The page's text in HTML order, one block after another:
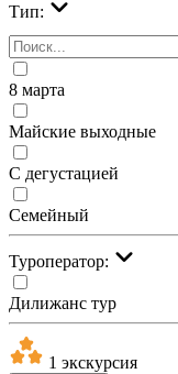
Тип:
8 марта
Майские выходные
С дегустацией
Семейный
Туроператор:
Дилижанс тур
1 экскурсия